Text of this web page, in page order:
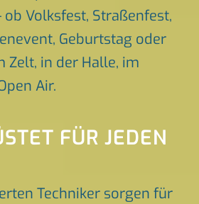
ob Volksfest, Straßenfest,
Geburtstag oder
Zelt, in der Halle, im
Air.
FÜR JEDEN
Techniker sorgen für